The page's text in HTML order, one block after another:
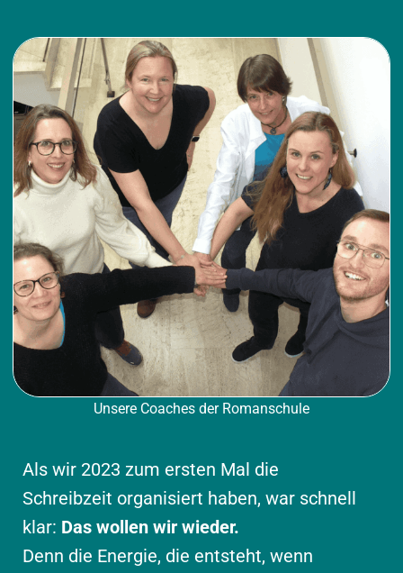
Unsere Coaches der Romanschule
Als wir 2023 zum ersten Mal die
Schreibzeit organisiert haben, war schnell
klar: Das wollen wir wieder.
Denn die Energie, die entsteht, wenn